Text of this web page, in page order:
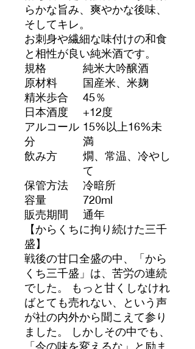
らかな旨み、爽やかな後味、
そしてキレ。
お刺身や繊細な味付けの和食
と相性が良い純米酒です。
規格
純米大吟醸酒
原材料
国産米、米麹
精米歩合
45％
日本酒度
+12度
アルコール
分
15%以上16%未
満
飲み方
燗、常温、冷やし
て
保管方法
冷暗所
容量
720ml
販売期間
通年
【からくちに拘り続けた三千
盛】
戦後の甘口全盛の中、「から
くち三千盛」は、苦労の連続
でした。 もっと甘くしなけれ
ばとても売れない、という声
が社の内外から聞こえて参り
ました。 しかしその中でも、
「今の味を変えるな」と励ま